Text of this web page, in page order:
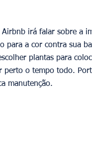
irá falar sobre a
para a cor contra sua
plantas para
perto o tempo todo.
manutenção.